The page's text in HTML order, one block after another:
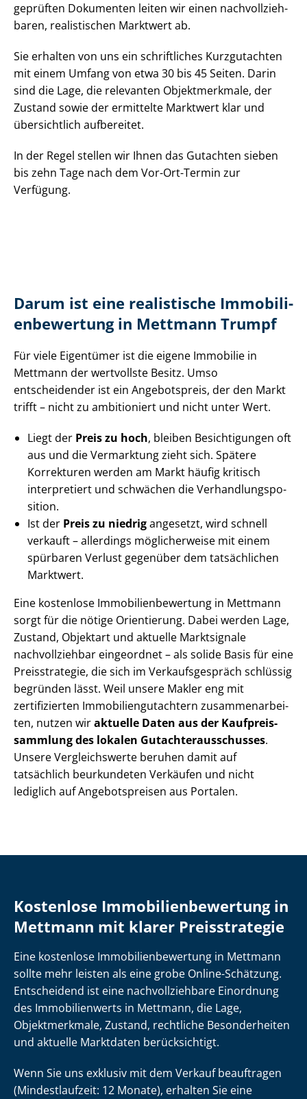
geprüften Dokumenten leiten wir einen nach­voll­zieh­
ba­ren, realistischen Marktwert ab.
Sie erhalten von uns ein schriftliches Kurzgutachten
mit einem Umfang von etwa 30 bis 45 Seiten. Darin
sind die Lage, die relevanten Objektmerkmale, der
Zustand sowie der ermittelte Marktwert klar und
übersichtlich aufbereitet.
In der Regel stellen wir Ihnen das Gutachten sieben
bis zehn Tage nach dem Vor-Ort-Termin zur
Verfügung.
Darum ist eine realistische Im­mo­bi­li­
en­be­wer­tung in Mettmann Trumpf
Für viele Eigentümer ist die eigene Immobilie in
Mettmann der wertvollste Besitz. Umso
entscheidender ist ein Angebotspreis, der den Markt
trifft – nicht zu ambitioniert und nicht unter Wert.
Liegt der Preis zu hoch, bleiben Besichtigungen oft
aus und die Vermarktung zieht sich. Spätere
Korrekturen werden am Markt häufig kritisch
interpretiert und schwächen die Ver­hand­lungs­po­
si­ti­on.
Ist der Preis zu niedrigangesetzt, wird schnell
verkauft – allerdings möglicherweise mit einem
spürbaren Verlust gegenüber dem tatsächlichen
Marktwert.
Eine kostenlose Im­mo­bi­li­en­be­wer­tung in Mettmann
sorgt für die nötige Orientierung. Dabei werden Lage,
Zustand, Objektart und aktuelle Marktsignale
nachvollziehbar eingeordnet – als solide Basis für eine
Preisstrategie, die sich im Ver­kaufs­ge­spräch schlüssig
begründen lässt. Weil unsere Makler eng mit
zertifizierten Im­mo­bi­li­en­gut­ach­tern zu­sam­men­ar­bei­
ten, nutzen wiraktuelle Daten aus der Kauf­preis­
samm­lung des lokalen Gut­ach­ter­aus­schus­ses.
Unsere Vergleichswerte beruhen damit auf
tatsächlich beurkundeten Verkäufen und nicht
lediglich auf Angebotspreisen aus Portalen.
Kostenlose Im­mo­bi­li­en­be­wer­tung in
Mettmann mit klarer Preisstrategie
Eine kostenlose Im­mo­bi­li­en­be­wer­tung in Mettmann
sollte mehr leisten als eine grobe Online-Schätzung.
Entscheidend ist eine nach­voll­zieh­ba­re Einordnung
des Immobilienwerts in Mettmann, die Lage,
Objektmerkmale, Zustand, rechtliche Besonderheiten
und aktuelle Marktdaten berücksichtigt.
Wenn Sie uns exklusiv mit dem Verkauf beauftragen
(Mindestlaufzeit: 12 Monate), erhalten Sie eine